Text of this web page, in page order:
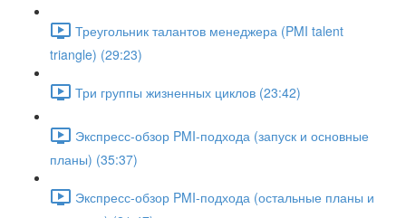
Треугольник талантов менеджера (PMI talent
triangle) (29:23)
Три группы жизненных циклов (23:42)
Экспресс-обзор PMI-подхода (запуск и основные
планы) (35:37)
Экспресс-обзор PMI-подхода (остальные планы и